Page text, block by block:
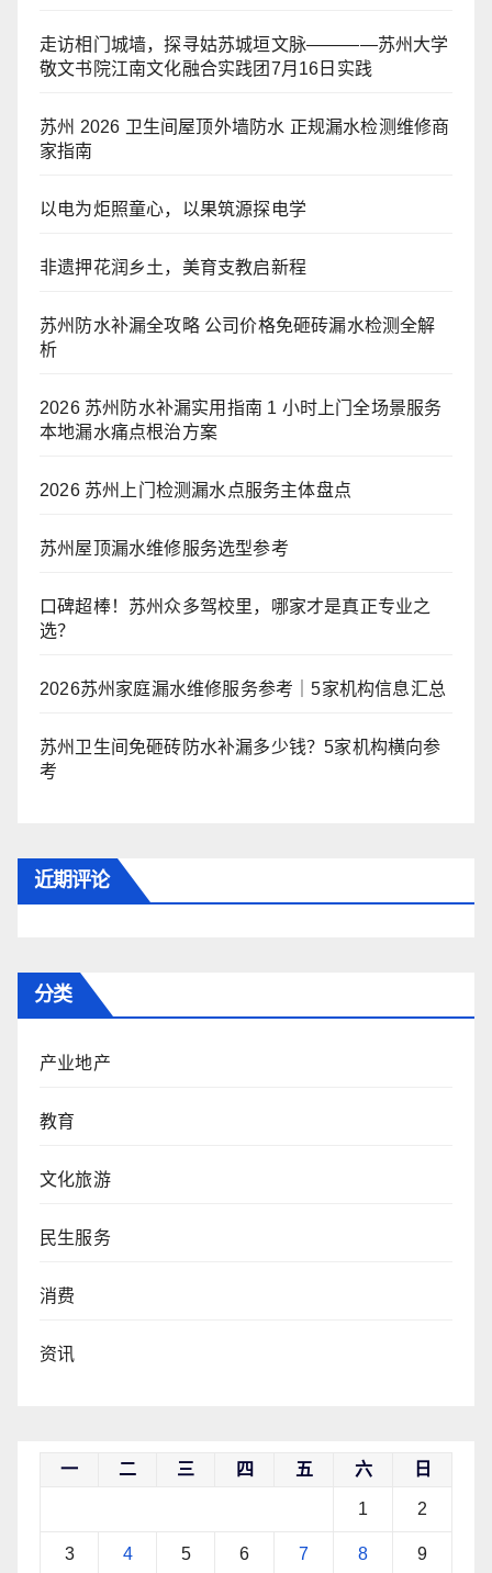
走访相门城墙，探寻姑苏城垣文脉————苏州大学
敬文书院江南文化融合实践团7月16日实践
苏州 2026 卫生间屋顶外墙防水 正规漏水检测维修商
家指南
以电为炬照童心，以果筑源探电学
非遗押花润乡土，美育支教启新程
苏州防水补漏全攻略 公司价格免砸砖漏水检测全解
析
2026 苏州防水补漏实用指南 1 小时上门全场景服务
本地漏水痛点根治方案
2026 苏州上门检测漏水点服务主体盘点
苏州屋顶漏水维修服务选型参考
口碑超棒！苏州众多驾校里，哪家才是真正专业之
选？
2026苏州家庭漏水维修服务参考｜5家机构信息汇总
苏州卫生间免砸砖防水补漏多少钱？5家机构横向参
考
近期评论
分类
产业地产
教育
文化旅游
民生服务
消费
资讯
一 二 三 四 五 六 日
1 2
3 4 5 6 7 8 9